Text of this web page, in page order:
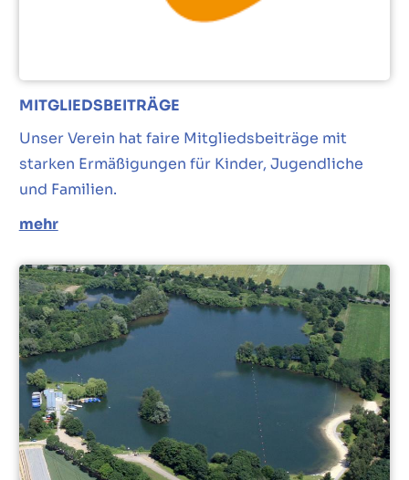
MITGLIEDSBEITRÄGE
Unser Verein hat faire Mitgliedsbeiträge mit
starken Ermäßigungen für Kinder, Jugendliche
und Familien.
mehr